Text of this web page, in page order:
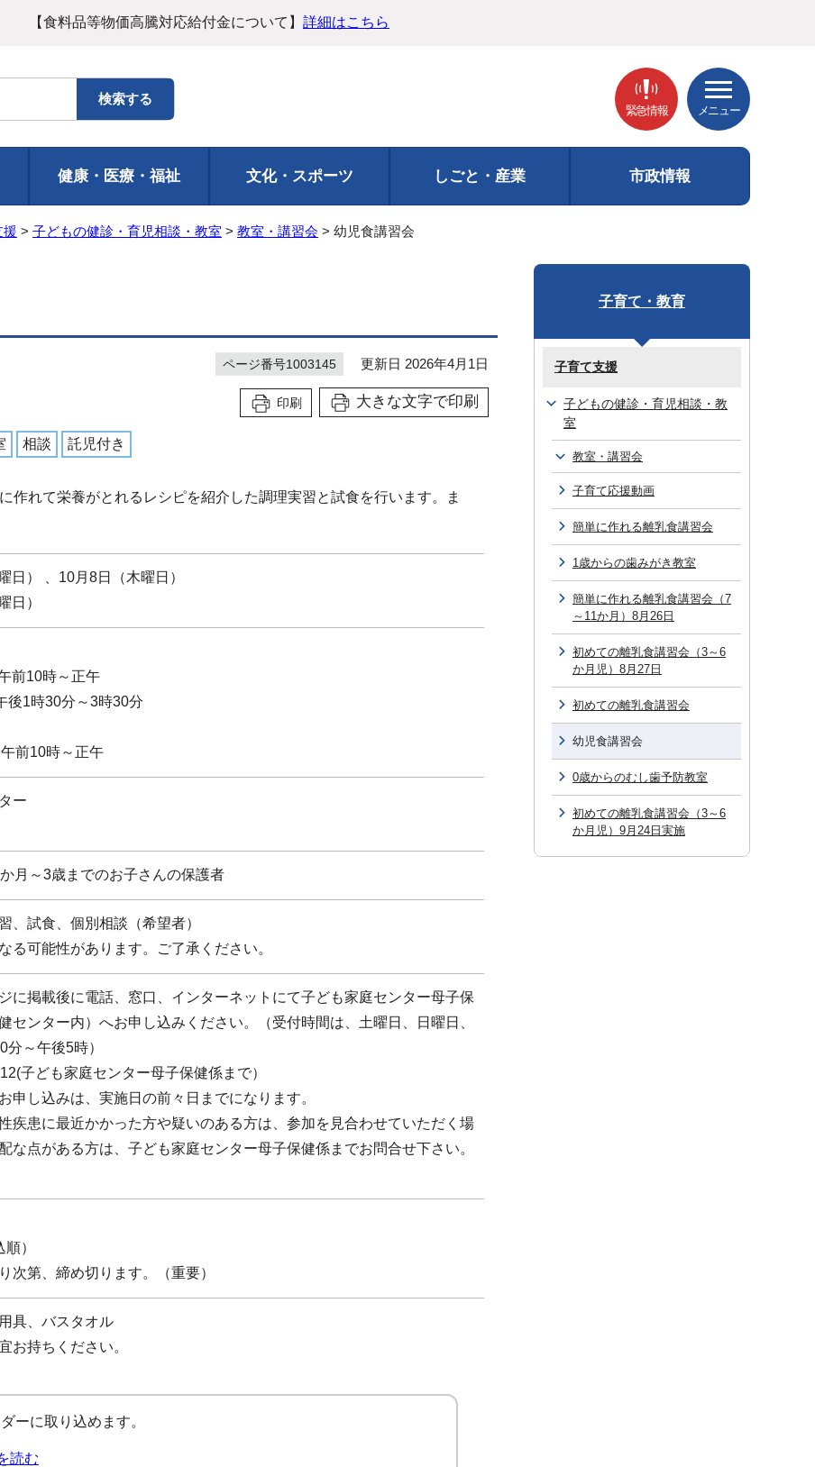
【食料品等物価高騰対応給付金について】 詳細はこちら
緊急情報 メニュー
健康・医療・福祉 文化・スポーツ しごと・産業 市政情報
援 > 子どもの健診・育児相談・教室 > 教室・講習会 > 幼児食講習会
ページ番号1003145 更新日 2026年4月1日
印刷 大きな文字で印刷
相談 託児付き
作れて栄養がとれるレシピを紹介した調理実習と試食を行います。ま
日） 、10月8日（木曜日）
日）
前10時～正午
後1時30分～3時30分
前10時～正午
ー
月～3歳までのお子さんの保護者
、試食、個別相談（希望者）
る可能性があります。ご了承ください。
に掲載後に電話、窓口、インターネットにて子ども家庭センター母子保
センター内）へお申し込みください。（受付時間は、土曜日、日曜日、
～午後5時）
子ども家庭センター母子保健係まで）
申し込みは、実施日の前々日までになります。
疾患に最近かかった方や疑いのある方は、参加を見合わせていただく場
な点がある方は、子ども家庭センター母子保健係までお問合せ下さい。
）
次第、締め切ります。（重要）
具、バスタオル
お持ちください。
ーに取り込めます。
読む
子育て・教育
子育て支援
子どもの健診・育児相談・教
室
教室・講習会
子育て応援動画
簡単に作れる離乳食講習会
1歳からの歯みがき教室
簡単に作れる離乳食講習会（7
～11か月）8月26日
初めての離乳食講習会（3～6
か月児）8月27日
初めての離乳食講習会
幼児食講習会
0歳からのむし歯予防教室
初めての離乳食講習会（3～6
か月児）9月24日実施